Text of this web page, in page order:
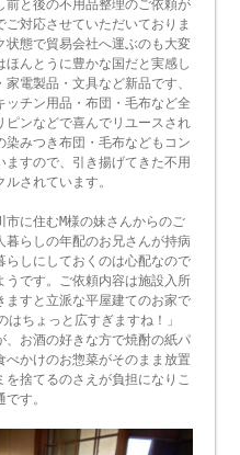
前と後の不用品整理のご依頼が
対応させていただいておりま
状態で貿易会社へ運ぶのも大変
んとうに豊かな国だと実感し
電製品・文具など新品です、
ッチン用品・布団・毛布など全
ピンなどで喜んでリユースされ
みつき布団・毛布などもコン
すので、引き揚げてきた不用
されています。
に住むM様の妹さんからのご
らしの年配のお兄さんが持病
らしにしておくのは心配なので
うです。ご依頼内容は施設入所
ますと立派な平屋建てのお家で
はちょっと広すぎますね！」
、お酒の好きな方で焼酎の紙パ
べかけのお惣菜がそのまま放置
捨てるのさえが負担になりこ
す。